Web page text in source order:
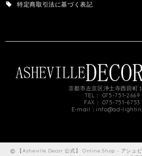
特定商取引法に基づく表記
京都市左京区浄土寺西田町
TEL： 075-751-2669
FAX： 075-751-6753
E-mail： info@ad-
【Asheville Decor 公式】 Online Shop - アシュ